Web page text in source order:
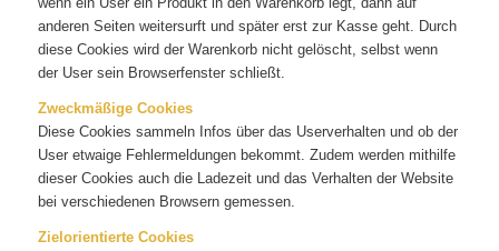
anderen Seiten weitersurft und später erst zur Kasse geht. Durch
diese Cookies wird der Warenkorb nicht gelöscht, selbst wenn
der User sein Browserfenster schließt.
Zweckmäßige Cookies
Diese Cookies sammeln Infos über das Userverhalten und ob der
User etwaige Fehlermeldungen bekommt. Zudem werden mithilfe
dieser Cookies auch die Ladezeit und das Verhalten der Website
bei verschiedenen Browsern gemessen.
Zielorientierte Cookies